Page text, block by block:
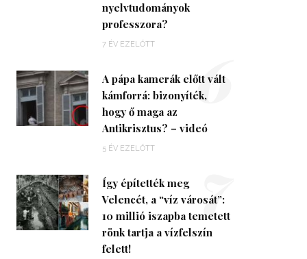
nyelvtudományok
professzora?
7 ÉV EZELŐTT
A pápa kamerák előtt vált
kámforrá: bizonyíték,
hogy ő maga az
Antikrisztus? – videó
5 ÉV EZELŐTT
6
Így építették meg
Velencét, a “víz városát”:
10 millió iszapba temetett
rönk tartja a vízfelszín
felett!
7